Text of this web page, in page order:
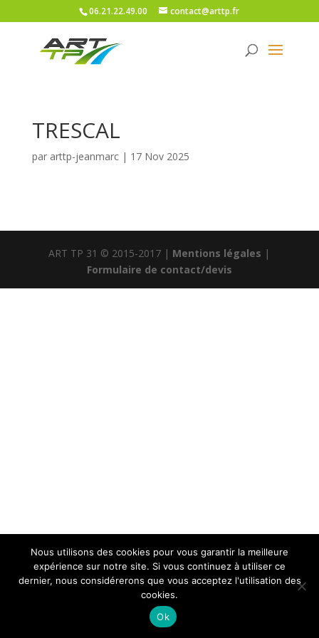
06.21.22.49.00 contact@arttp.fr
TRESCAL
par arttp-jeanmarc| 17 Nov 2025
ART TP 31 © 2015-2017 | Mentions légales |
Formulaire de contact/devis
Nous utilisons des cookies pour vous garantir la meilleure
expérience sur notre site. Si vous continuez à utiliser ce
dernier, nous considérerons que vous acceptez l'utilisation des
cookies.
Ok